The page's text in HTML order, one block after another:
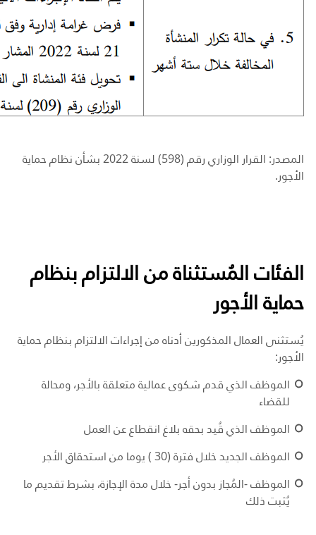
المصدر: القرار الوزاري رقم (598) لسنة 2022 بشأن نظام حماية
الأجور.
الفئات المُستثناة من الالتزام بنظام
حماية الأجور
يُستثنى العمال المذكورين أدناه من إجراءات الالتزام بنظام حماية
الأجور:
الموظف الذي قدم شكوى عمالية متعلقة بالأجر، ومحالة
للقضاء
الموظف الذي قُيد بحقه بلاغ انقطاع عن العمل
الموظف الجديد خلال فترة (30 ) يوما من استحقاق الأجر
الموظف -المُجاز بدون أجر- خلال مدة الإجازة، بشرط تقديم ما
يُثبت ذلك